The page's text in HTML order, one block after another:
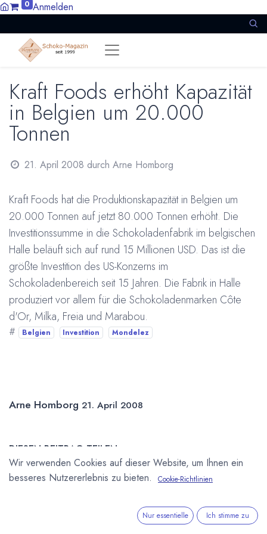
0 Anmelden
Kraft Foods erhöht Kapazität
in Belgien um 20.000
Tonnen
21. April 2008 durch Arne Homborg
Kraft Foods hat die Produktionskapazität in Belgien um
20.000 Tonnen auf jetzt 80.000 Tonnen erhöht. Die
Investitionssumme in die Schokoladenfabrik im belgischen
Halle beläuft sich auf rund 15 Millionen USD. Das ist die
größte Investition des US-Konzerns im
Schokoladenbereich seit 15 Jahren. Die Fabrik in Halle
produziert vor allem für die Schokoladenmarken Côte
d'Or, Milka, Freia und Marabou.
# Belgien Investition Mondelez
Arne Homborg 21. April 2008
DIESEN BEITRAG TEILEN
Wir verwenden Cookies auf dieser Website, um Ihnen ein
besseres Nutzererlebnis zu bieten.
Cookie-Richtlinien
Nur essentielle Ich stimme zu